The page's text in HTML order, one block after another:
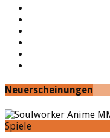
Neuerscheinungen
Spiele